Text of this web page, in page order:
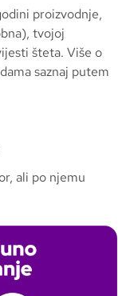
proizvodnje,
tvojoj
šteta. Više o
saznaj putem
ali po njemu